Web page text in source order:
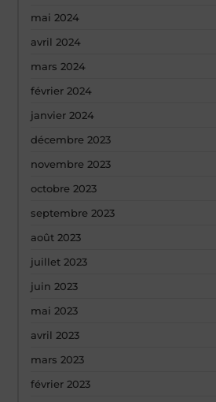
mai 2024
avril 2024
mars 2024
février 2024
janvier 2024
décembre 2023
novembre 2023
octobre 2023
septembre 2023
août 2023
juillet 2023
juin 2023
mai 2023
avril 2023
mars 2023
février 2023